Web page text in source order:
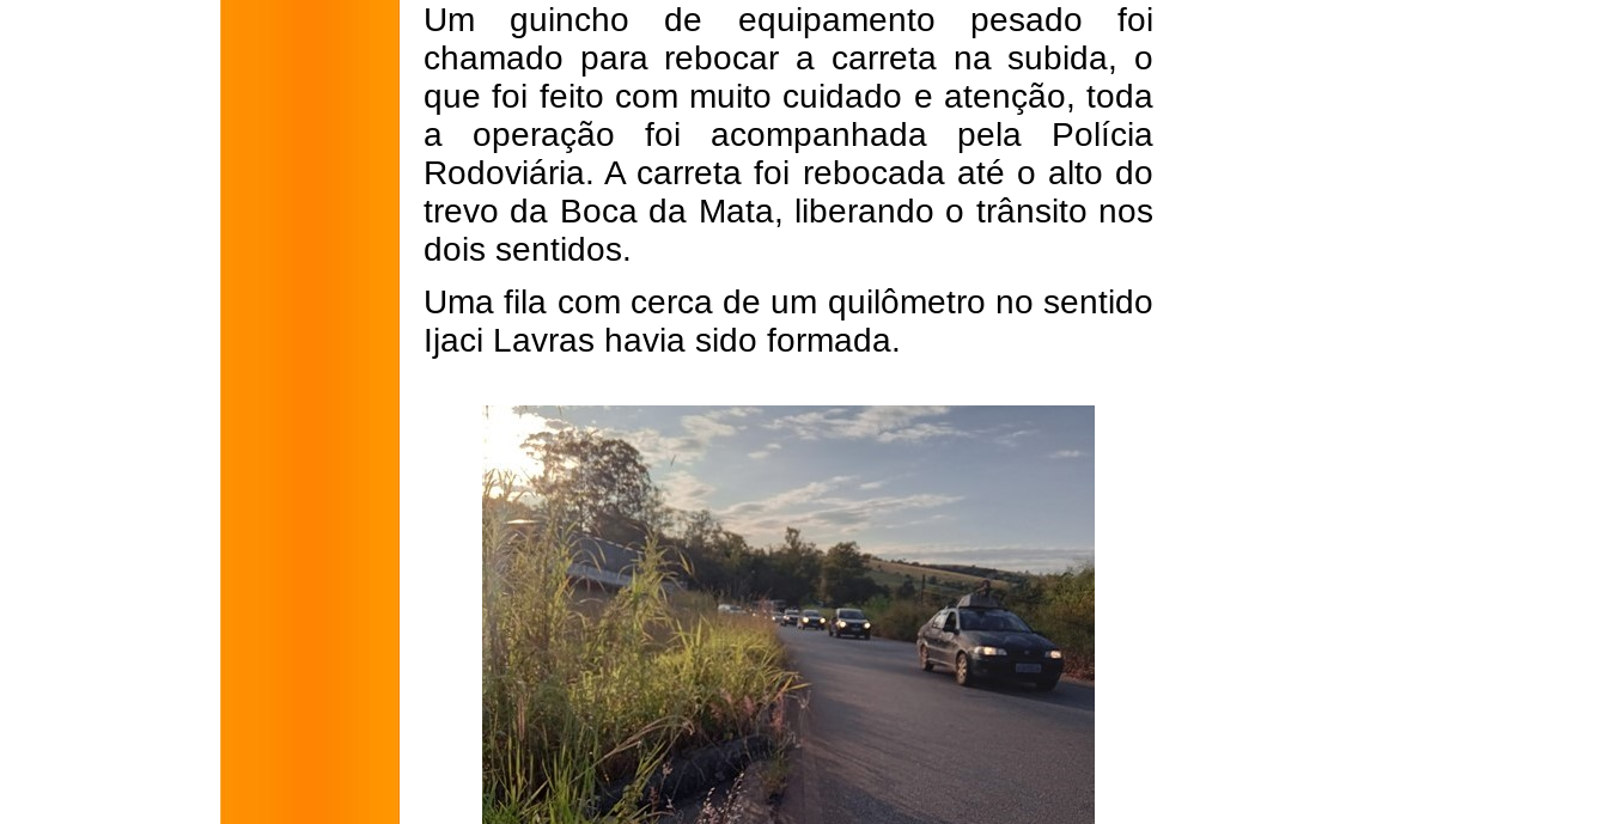
Um guincho de equipamento pesado foi
chamado para rebocar a carreta na subida, o
que foi feito com muito cuidado e atenção, toda
a operação foi acompanhada pela Polícia
Rodoviária. A carreta foi rebocada até o alto do
trevo da Boca da Mata, liberando o trânsito nos
dois sentidos.
Uma fila com cerca de um quilômetro no sentido
Ijaci Lavras havia sido formada.